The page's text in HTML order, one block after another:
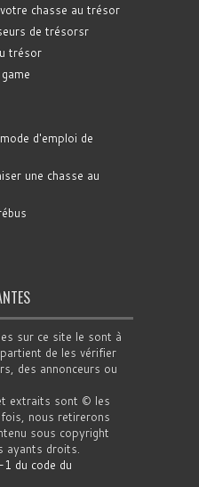
chasse au trésor
de trésorsr
trésor
d'emploi de
une chasse au
sur ce site le sont à
de les vérifier
des annonceurs ou
extraits sont © les
nous retirerons
sous copyright
ayants droits.
du code du